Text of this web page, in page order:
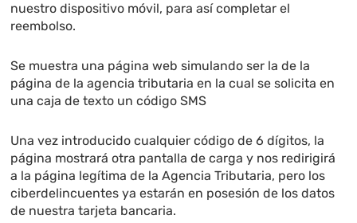
nuestro dispositivo móvil, para así completar el
reembolso.
Se muestra una página web simulando ser la de la
página de la agencia tributaria en la cual se solicita en
una caja de texto un código SMS
Una vez introducido cualquier código de 6 dígitos, la
página mostrará otra pantalla de carga y nos redirigirá
a la página legítima de la Agencia Tributaria, pero los
ciberdelincuentes ya estarán en posesión de los datos
de nuestra tarjeta bancaria.